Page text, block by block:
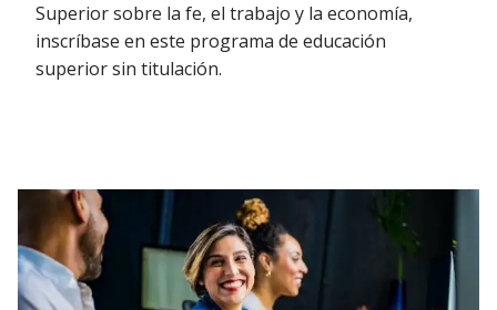
Superior sobre la fe, el trabajo y la economía,
inscríbase en este programa de educación
superior sin titulación.